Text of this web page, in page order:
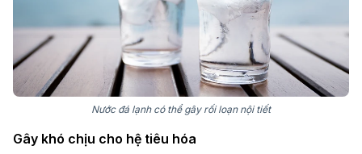
Nước đá lạnh có thể gây rối loạn nội tiết
Gây khó chịu cho hệ tiêu hóa